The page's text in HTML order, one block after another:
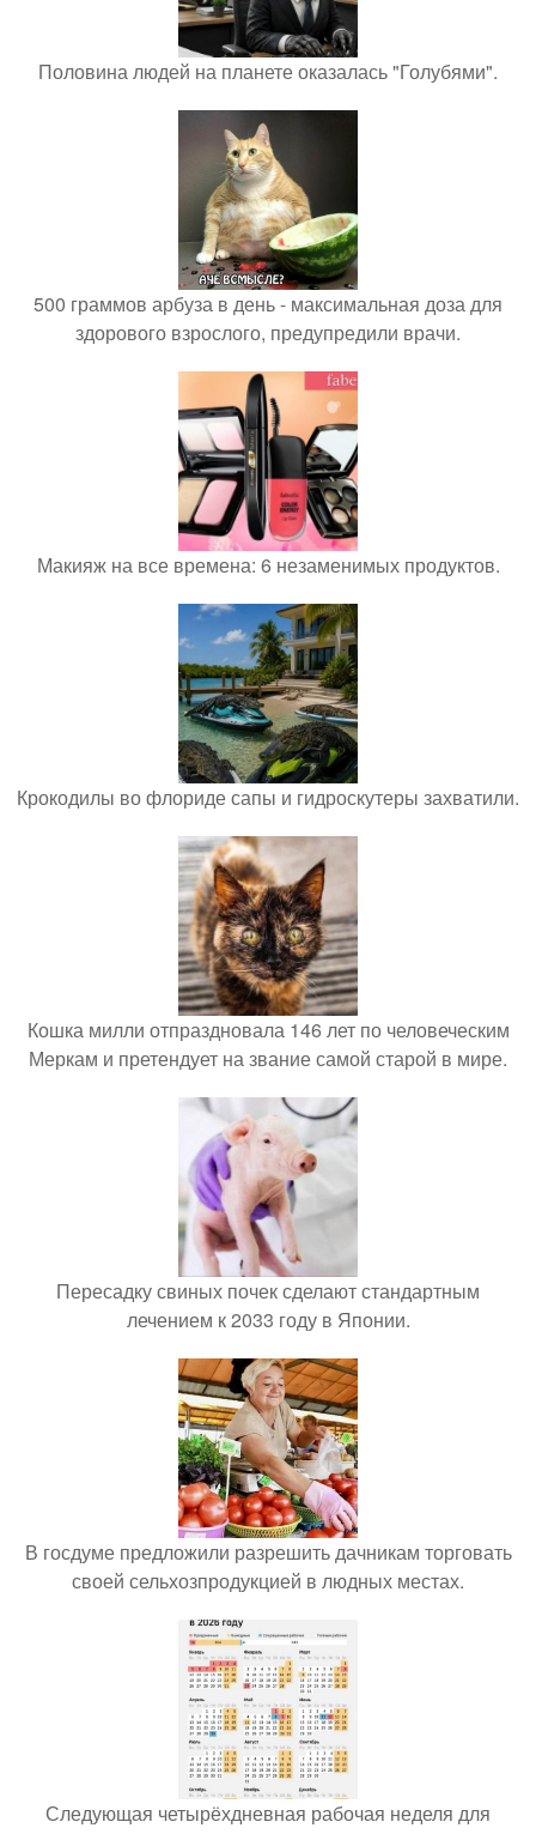
Половина людей на планете оказалась "Голубями".
500 граммов арбуза в день - максимальная доза для
здорового взрослого, предупредили врачи.
Макияж на все времена: 6 незаменимых продуктов.
Крокодилы во флориде сапы и гидроскутеры захватили.
Кошка милли отпраздновала 146 лет по человеческим
Меркам и претендует на звание самой старой в мире.
Пересадку свиных почек сделают стандартным
лечением к 2033 году в Японии.
В госдуме предложили разрешить дачникам торговать
своей сельхозпродукцией в людных местах.
Следующая четырёхдневная рабочая неделя для